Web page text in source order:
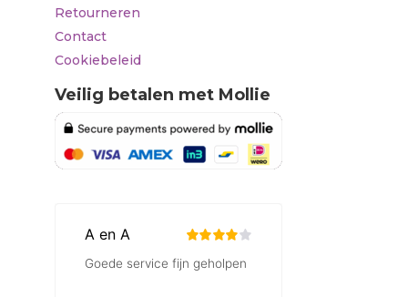
Retourneren
Contact
Cookiebeleid
Veilig betalen met Mollie